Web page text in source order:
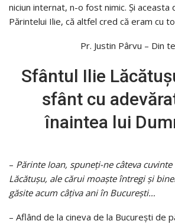
niciun internat, n-o fost nimic. Şi aceasta
Părintelui Ilie, că altfel cred că eram cu
Pr. Justin Pârvu – Din
Sfântul Ilie
sfânt cu
înaintea lui
– Părinte Ioan, spuneţi-ne câteva
Lăcătuşu, ale cărui moaşte întregi şi
găsite acum câţiva ani în Bucureşti…
– Aflând de la cineva de la Bucureşti de